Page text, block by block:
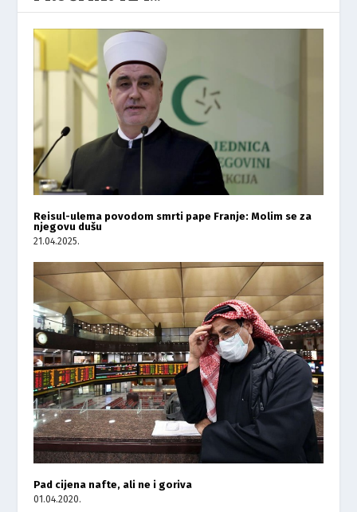
Reisul-ulema povodom smrti pape Franje: Molim se za
njegovu dušu
21.04.2025.
Pad cijena nafte, ali ne i goriva
01.04.2020.